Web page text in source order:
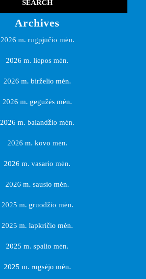
Archives
2026 m. rugpjūčio mėn.
2026 m. liepos mėn.
2026 m. birželio mėn.
2026 m. gegužės mėn.
2026 m. balandžio mėn.
2026 m. kovo mėn.
2026 m. vasario mėn.
2026 m. sausio mėn.
2025 m. gruodžio mėn.
2025 m. lapkričio mėn.
2025 m. spalio mėn.
2025 m. rugsėjo mėn.